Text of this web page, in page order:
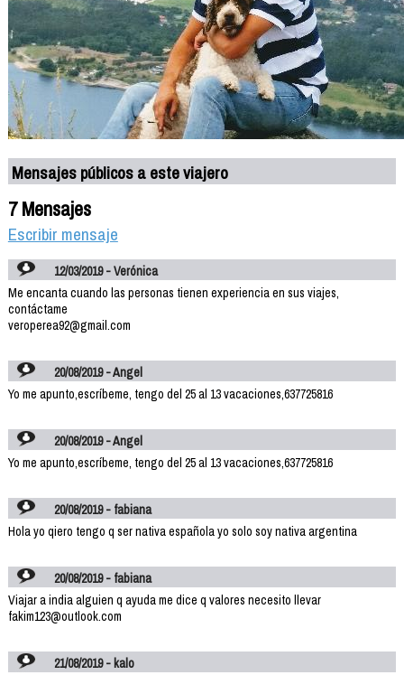
Mensajes públicos a este viajero
7 Mensajes
Escribir mensaje
12/03/2019 - Verónica
Me encanta cuando las personas tienen experiencia en sus viajes,
contáctame
veroperea92@gmail.com
20/08/2019 - Angel
Yo me apunto,escríbeme, tengo del 25 al 13 vacaciones,637725816
20/08/2019 - Angel
Yo me apunto,escríbeme, tengo del 25 al 13 vacaciones,637725816
20/08/2019 - fabiana
Hola yo qiero tengo q ser nativa española yo solo soy nativa argentina
20/08/2019 - fabiana
Viajar a india alguien q ayuda me dice q valores necesito llevar
fakim123@outlook.com
21/08/2019 - kalo